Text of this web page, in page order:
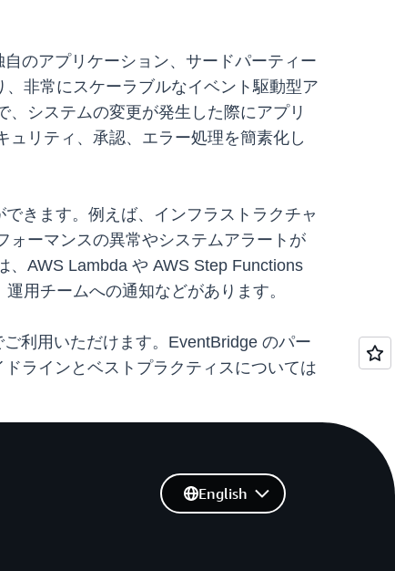
のアプリケーション、サードパーティー
非常にスケーラブルなイベント駆動型ア
システムの変更が発生した際にアプリ
リティ、承認、エラー処理を簡素化し
きます。例えば、インフラストラクチャ
ォーマンスの異常やシステムアラートが
AWS Lambda や AWS Step Functions
用チームへの通知などがあります。
利用いただけます。EventBridge のパー
ラインとベストプラクティスについては
English